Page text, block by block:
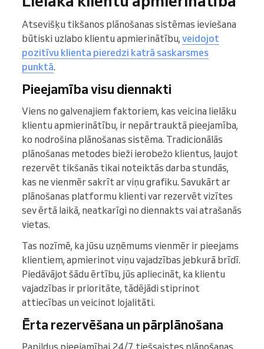
Atsevišķu tikšanos plānošanas sistēmas ieviešana
būtiski uzlabo klientu apmierinātību, veidojot
pozitīvu klienta pieredzi katrā saskarsmes
punktā.
Pieejamība visu diennakti
Viens no galvenajiem faktoriem, kas veicina lielāku
klientu apmierinātību, ir nepārtrauktā pieejamība,
ko nodrošina plānošanas sistēma. Tradicionālās
plānošanas metodes bieži ierobežo klientus, ļaujot
rezervēt tikšanās tikai noteiktās darba stundās,
kas ne vienmēr sakrīt ar viņu grafiku. Savukārt ar
plānošanas platformu klienti var rezervēt vizītes
sev ērtā laikā, neatkarīgi no diennakts vai atrašanās
vietas.
Tas nozīmē, ka jūsu uzņēmums vienmēr ir pieejams
klientiem, apmierinot viņu vajadzības jebkurā brīdī.
Piedāvājot šādu ērtību, jūs apliecināt, ka klientu
vajadzības ir prioritāte, tādējādi stiprinot
attiecības un veicinot lojalitāti.
Ērta rezervēšana un pārplānošana